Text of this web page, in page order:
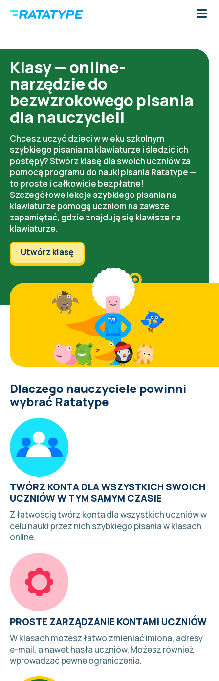
Klasy — online-
narzędzie do
bezwzrokowego pisania
dla nauczycieli
Chcesz uczyć dzieci w wieku szkolnym
szybkiego pisania na klawiaturze i śledzić ich
postępy? Stwórz klasę dla swoich uczniów za
pomocą programu do nauki pisania Ratatype —
to proste i całkowicie bezpłatne!
Szczegółowe lekcje szybkiego pisania na
klawiaturze pomogą uczniom na zawsze
zapamiętać, gdzie znajdują się klawisze na
klawiaturze.
Utwórz klasę
Dlaczego nauczyciele powinni
wybrać Ratatype
TWÓRZ KONTA DLA WSZYSTKICH SWOICH
UCZNIÓW W TYM SAMYM CZASIE
Z łatwością twórz konta dla wszystkich uczniów w
celu nauki przez nich szybkiego pisania w klasach
online.
PROSTE ZARZĄDZANIE KONTAMI UCZNIÓW
W klasach możesz łatwo zmieniać imiona, adresy
e-mail, a nawet hasła uczniów. Możesz również
wprowadzać pewne ograniczenia.